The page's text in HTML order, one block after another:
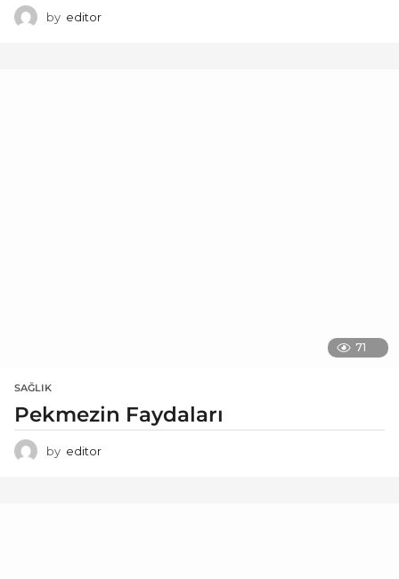
by editor
71
SAĞLIK
Pekmezin Faydaları
by editor